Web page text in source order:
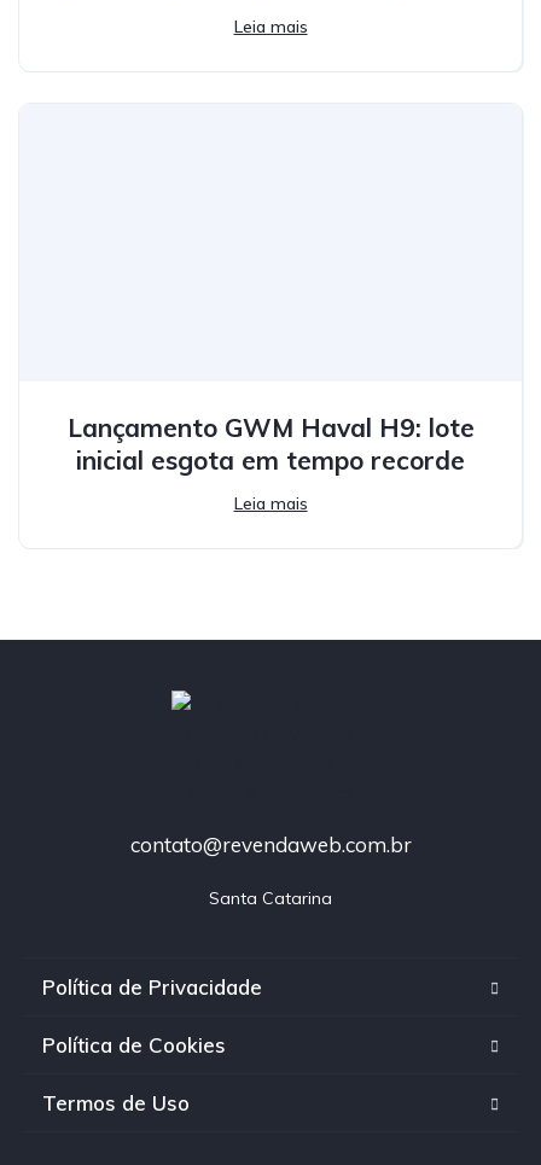
Leia mais
Lançamento GWM Haval H9: lote
inicial esgota em tempo recorde
Leia mais
contato@revendaweb.com.br
Santa Catarina
Política de Privacidade
Política de Cookies
Termos de Uso